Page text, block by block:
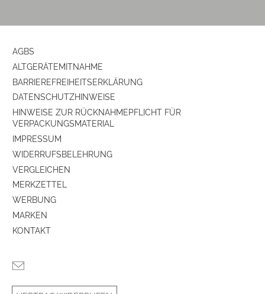
AGBS
ALTGERÄTEMITNAHME
BARRIEREFREIHEITSERKLÄRUNG
DATENSCHUTZHINWEISE
HINWEISE ZUR RÜCKNAHMEPFLICHT FÜR
VERPACKUNGSMATERIAL
IMPRESSUM
WIDERRUFSBELEHRUNG
VERGLEICHEN
MERKZETTEL
WERBUNG
MARKEN
KONTAKT